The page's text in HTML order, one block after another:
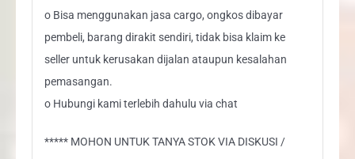
o Bisa menggunakan jasa cargo, ongkos dibayar
pembeli, barang dirakit sendiri, tidak bisa klaim ke
seller untuk kerusakan dijalan ataupun kesalahan
pemasangan.
o Hubungi kami terlebih dahulu via chat
***** MOHON UNTUK TANYA STOK VIA DISKUSI /